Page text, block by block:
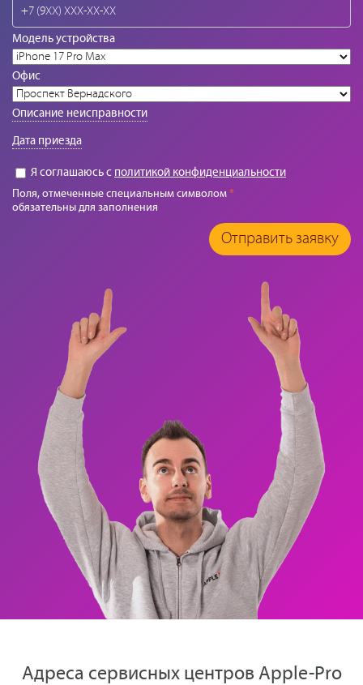
Модель устройства
Офис
Описание неисправности
Дата приезда
Я соглашаюсь с политикой конфиденциальности
Поля, отмеченные специальным символом*
обязательны для заполнения
Отправить заявку
Адреса сервисных центров Apple-Pro